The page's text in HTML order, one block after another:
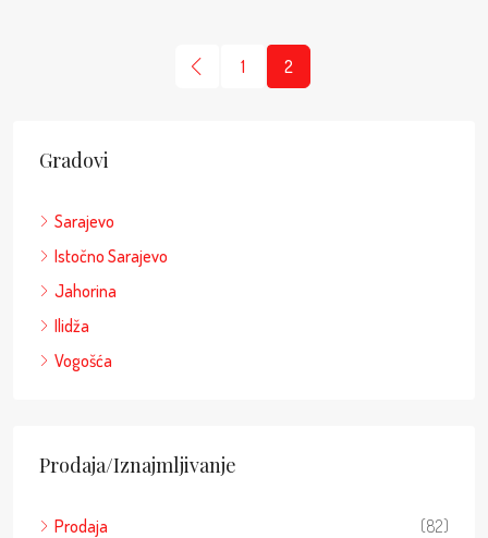
1 2
Gradovi
Sarajevo
Istočno Sarajevo
Jahorina
Ilidža
Vogošća
Prodaja/Iznajmljivanje
Prodaja
(82)